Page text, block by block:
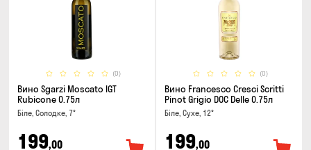
(0)
Вино Sgarzi Moscato IGT
Rubicone 0.75л
Біле, Солодке, 7°
199,00
(0)
Вино Francesco Cresci Scritti
Pinot Grigio DOC Delle 0.75л
Біле, Сухе, 12°
199,00